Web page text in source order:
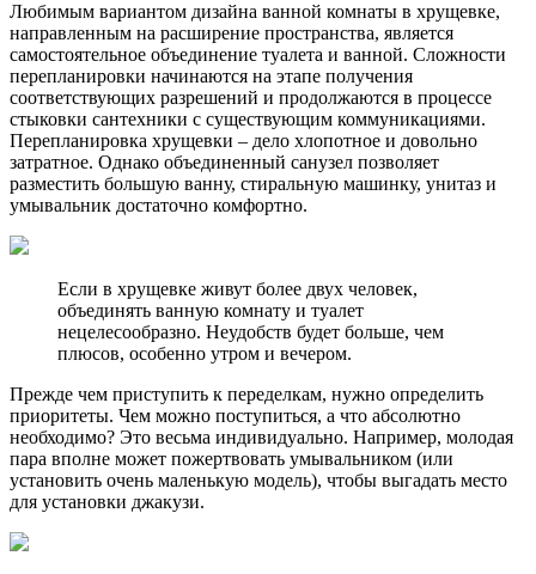
Любимым вариантом дизайна ванной комнаты в хрущевке,
направленным на расширение пространства, является
самостоятельное объединение туалета и ванной. Сложности
перепланировки начинаются на этапе получения
соответствующих разрешений и продолжаются в процессе
стыковки сантехники с существующим коммуникациями.
Перепланировка хрущевки – дело хлопотное и довольно
затратное. Однако объединенный санузел позволяет
разместить большую ванну, стиральную машинку, унитаз и
умывальник достаточно комфортно.
Если в хрущевке живут более двух человек,
объединять ванную комнату и туалет
нецелесообразно. Неудобств будет больше, чем
плюсов, особенно утром и вечером.
Прежде чем приступить к переделкам, нужно определить
приоритеты. Чем можно поступиться, а что абсолютно
необходимо? Это весьма индивидуально. Например, молодая
пара вполне может пожертвовать умывальником (или
установить очень маленькую модель), чтобы выгадать место
для установки джакузи.